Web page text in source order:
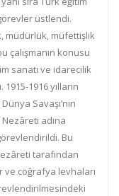
üstlendi.
müdürlük, müfettişlik
çalışmanın konusu
sanatı ve idarecilik
1916 yılların
Savaşı’nın
adına
Bu
tarafından
coğrafya levhaları